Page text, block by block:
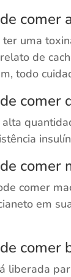
comer
uma
de
todo
comer
comer
comer
em
comer
liberada